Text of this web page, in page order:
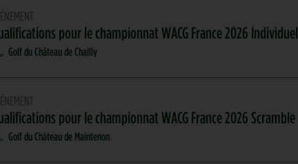
pour le championnat WACG France 2026 Individuel
Golf du Château de Chailly
pour le championnat WACG France 2026 Scramble
Golf du Château de Maintenon